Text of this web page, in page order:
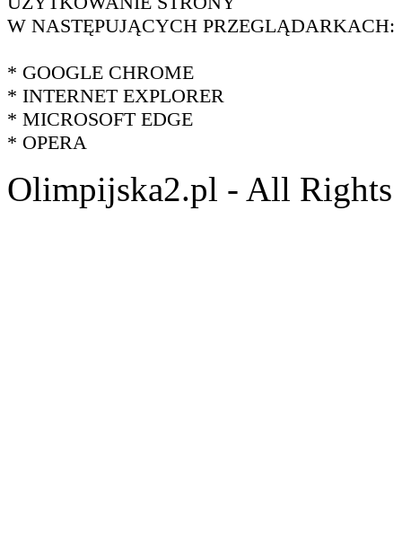
W NASTĘPUJĄCYCH PRZEGLĄDARKACH:
* GOOGLE CHROME
* INTERNET EXPLORER
* MICROSOFT EDGE
* OPERA
Olimpijska2.pl - All Rights